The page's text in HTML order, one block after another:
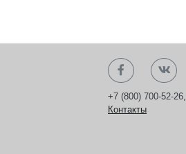
+7 (800) 700-52-26,
Контакты